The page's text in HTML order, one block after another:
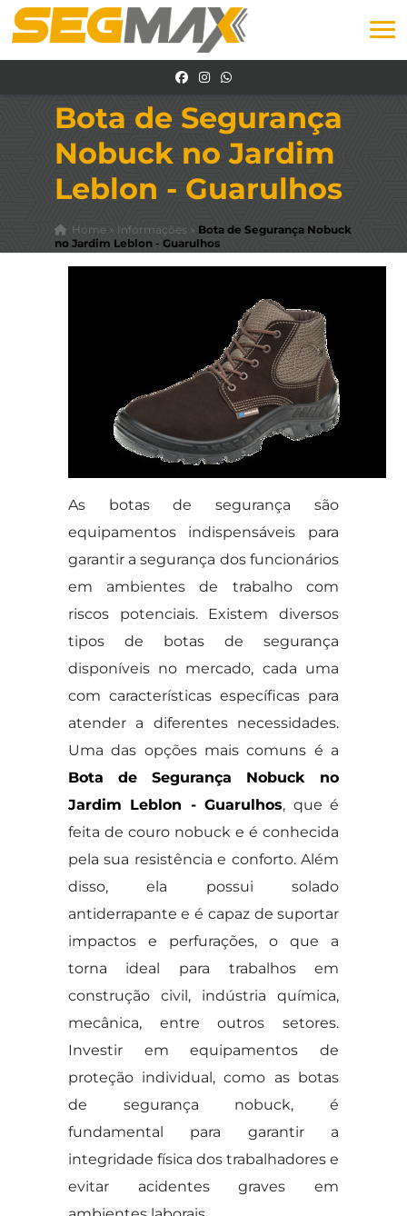
Bota de Segurança
Nobuck no Jardim
Leblon - Guarulhos
Home» Informações » Bota de Segurança Nobuck
no Jardim Leblon - Guarulhos
As botas de segurança são
equipamentos indispensáveis para
garantir a segurança dos funcionários
em ambientes de trabalho com
riscos potenciais. Existem diversos
tipos de botas de segurança
disponíveis no mercado, cada uma
com características específicas para
atender a diferentes necessidades.
Uma das opções mais comuns é a
Bota de Segurança Nobuck no
Jardim Leblon - Guarulhos, que é
feita de couro nobuck e é conhecida
pela sua resistência e conforto. Além
disso, ela possui solado
antiderrapante e é capaz de suportar
impactos e perfurações, o que a
torna ideal para trabalhos em
construção civil, indústria química,
mecânica, entre outros setores.
Investir em equipamentos de
proteção individual, como as botas
de segurança nobuck, é
fundamental para garantir a
integridade física dos trabalhadores e
evitar acidentes graves em